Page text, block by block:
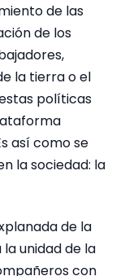
de las
de los
la tierra o el
políticas
así como se
la sociedad: la
de la
unidad de la
con